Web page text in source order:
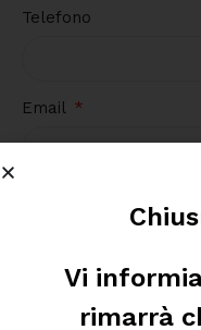
Telefono
Email
Vi
rimarrà